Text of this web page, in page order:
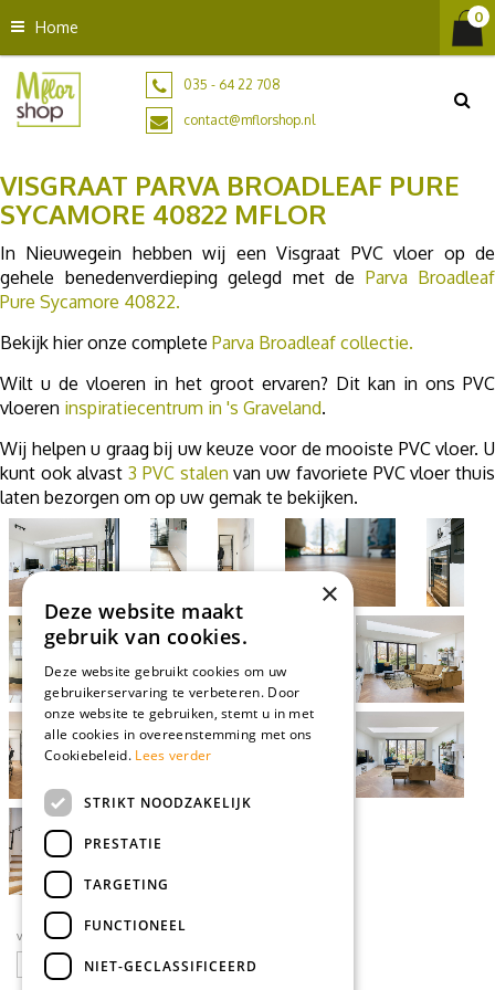
n
o
n
t
e
n
t
Home
035 - 64 22 708
contact@mflorshop.nl
VISGRAAT PARVA BROADLEAF PURE
SYCAMORE 40822 MFLOR
In Nieuwegein hebben wij een Visgraat PVC vloer op de
gehele benedenverdieping gelegd met de Parva Broadleaf
Pure Sycamore 40822.
Bekijk hier onze complete Parva Broadleaf collectie.
Wilt u de vloeren in het groot ervaren? Dit kan in ons PVC
vloeren inspiratiecentrum in 's Graveland.
Wij helpen u graag bij uw keuze voor de mooiste PVC vloer. U
kunt ook alvast3 PVC stalen van uw favoriete PVC vloer thuis
laten bezorgen om op uw gemak te bekijken.
volg ons op social media
×
Deze website maakt
gebruik van cookies.
Deze website gebruikt cookies om uw
gebruikerservaring te verbeteren. Door
onze website te gebruiken, stemt u in met
alle cookies in overeenstemming met ons
Cookiebeleid. Lees verder
STRIKT NOODZAKELIJK
PRESTATIE
TARGETING
FUNCTIONEEL
NIET-GECLASSIFICEERD